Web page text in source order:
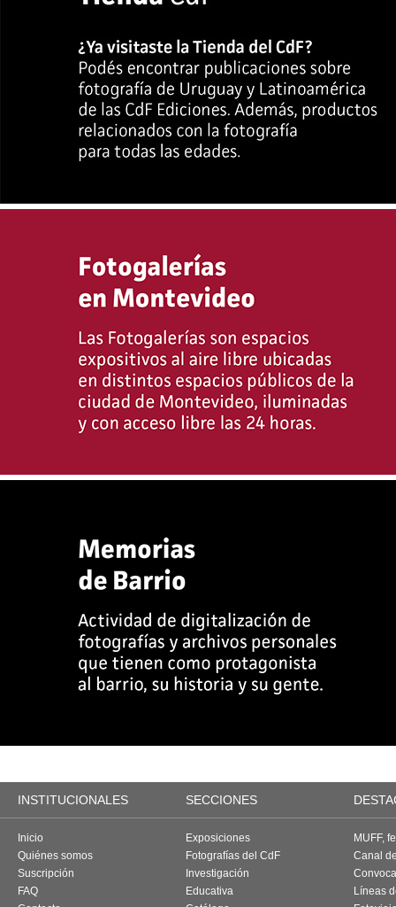
INSTITUCIONALES SECCIONES
Inicio
Quiénes somos
Suscripción
FAQ
Exposiciones
Fotografías del CdF
Investigación
Educativa
MUFF,
Canal
Líneas